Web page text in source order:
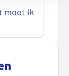
moet ik